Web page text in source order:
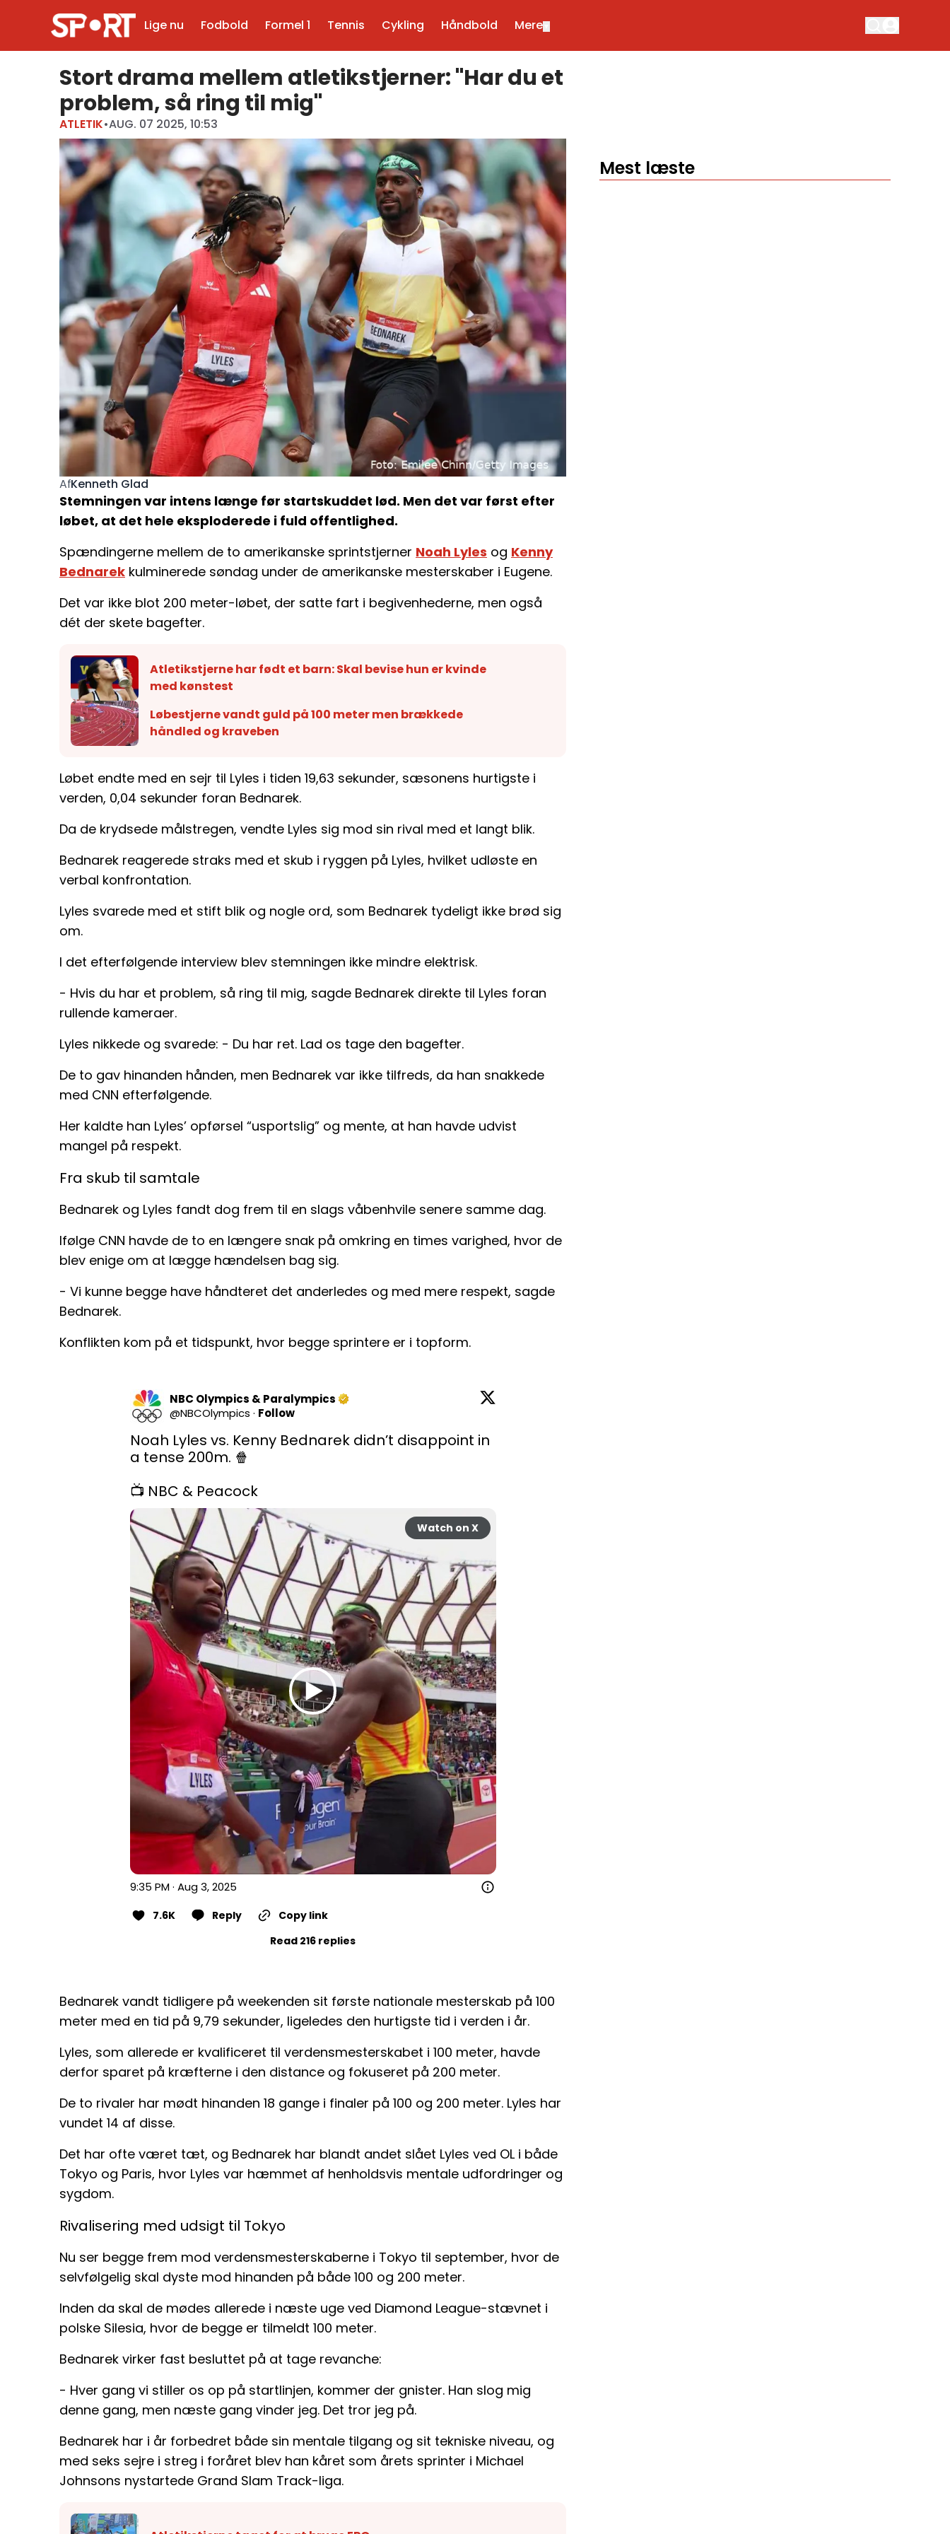
Lige nu Fodbold Formel 1 Tennis Cykling Håndbold Mere
Stort drama mellem atletikstjerner: "Har du et
problem, så ring til mig"
ATLETIK•AUG. 07 2025, 10:53
AfKenneth Glad
Stemningen var intens længe før startskuddet lød. Men det var først efter
løbet, at det hele eksploderede i fuld offentlighed.
Spændingerne mellem de to amerikanske sprintstjerner Noah Lyles og Kenny
Bednarek kulminerede søndag under de amerikanske mesterskaber i Eugene.
Det var ikke blot 200 meter-løbet, der satte fart i begivenhederne, men også
dét der skete bagefter.
Atletikstjerne har født et barn: Skal bevise hun er kvinde
med kønstest
Løbestjerne vandt guld på 100 meter men brækkede
håndled og kraveben
Løbet endte med en sejr til Lyles i tiden 19,63 sekunder, sæsonens hurtigste i
verden, 0,04 sekunder foran Bednarek.
Da de krydsede målstregen, vendte Lyles sig mod sin rival med et langt blik.
Bednarek reagerede straks med et skub i ryggen på Lyles, hvilket udløste en
verbal konfrontation.
Lyles svarede med et stift blik og nogle ord, som Bednarek tydeligt ikke brød sig
om.
I det efterfølgende interview blev stemningen ikke mindre elektrisk.
- Hvis du har et problem, så ring til mig, sagde Bednarek direkte til Lyles foran
rullende kameraer.
Lyles nikkede og svarede: - Du har ret. Lad os tage den bagefter.
De to gav hinanden hånden, men Bednarek var ikke tilfreds, da han snakkede
med CNN efterfølgende.
Her kaldte han Lyles’ opførsel “usportslig” og mente, at han havde udvist
mangel på respekt.
Fra skub til samtale
Bednarek og Lyles fandt dog frem til en slags våbenhvile senere samme dag.
Ifølge CNN havde de to en længere snak på omkring en times varighed, hvor de
blev enige om at lægge hændelsen bag sig.
- Vi kunne begge have håndteret det anderledes og med mere respekt, sagde
Bednarek.
Konflikten kom på et tidspunkt, hvor begge sprintere er i topform.
NBC Olympics & Paralympics
@NBCOlympics · Follow
Noah Lyles vs. Kenny Bednarek didn’t disappoint in
a tense 200m. 🍿
📺 NBC & Peacock
Watch on X
9:35 PM · Aug 3, 2025
7.6K Reply
Copy link
Read 216 replies
Bednarek vandt tidligere på weekenden sit første nationale mesterskab på 100
meter med en tid på 9,79 sekunder, ligeledes den hurtigste tid i verden i år.
Lyles, som allerede er kvalificeret til verdensmesterskabet i 100 meter, havde
derfor sparet på kræfterne i den distance og fokuseret på 200 meter.
De to rivaler har mødt hinanden 18 gange i finaler på 100 og 200 meter. Lyles har
vundet 14 af disse.
Det har ofte været tæt, og Bednarek har blandt andet slået Lyles ved OL i både
Tokyo og Paris, hvor Lyles var hæmmet af henholdsvis mentale udfordringer og
sygdom.
Rivalisering med udsigt til Tokyo
Nu ser begge frem mod verdensmesterskaberne i Tokyo til september, hvor de
selvfølgelig skal dyste mod hinanden på både 100 og 200 meter.
Inden da skal de mødes allerede i næste uge ved Diamond League-stævnet i
polske Silesia, hvor de begge er tilmeldt 100 meter.
Bednarek virker fast besluttet på at tage revanche:
- Hver gang vi stiller os op på startlinjen, kommer der gnister. Han slog mig
denne gang, men næste gang vinder jeg. Det tror jeg på.
Bednarek har i år forbedret både sin mentale tilgang og sit tekniske niveau, og
med seks sejre i streg i foråret blev han kåret som årets sprinter i Michael
Johnsons nystartede Grand Slam Track-liga.
Mest læste